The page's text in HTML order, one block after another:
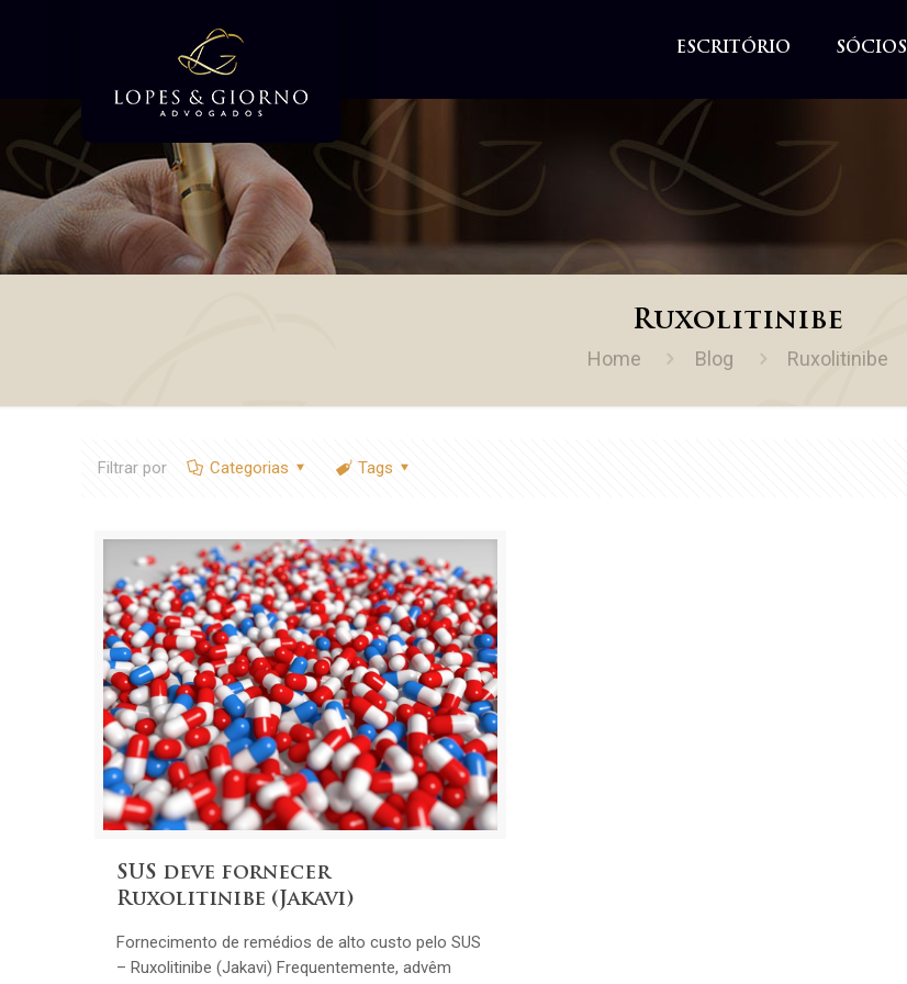
ESCRITÓRIO SÓCIOS
Ruxolitinibe
Home Blog Ruxolitinibe
Filtrar por Categorias Tags
SUS deve fornecer
Ruxolitinibe (Jakavi)
Fornecimento de remédios de alto custo pelo SUS
– Ruxolitinibe (Jakavi) Frequentemente, advêm